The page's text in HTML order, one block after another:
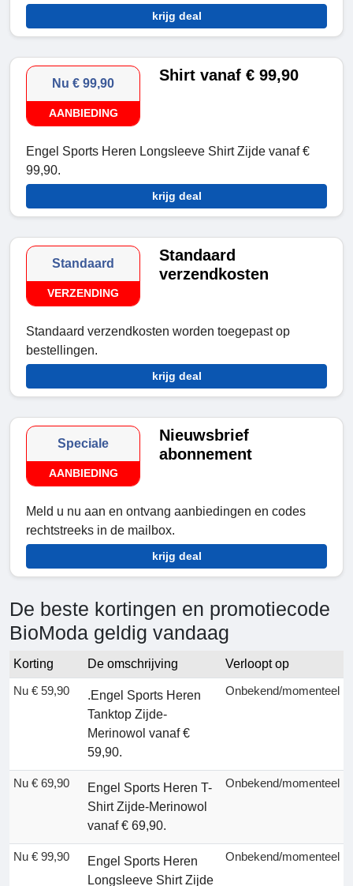
krijg deal
Nu € 99,90
AANBIEDING
Shirt vanaf € 99,90
Engel Sports Heren Longsleeve Shirt Zijde vanaf €
99,90.
krijg deal
Standaard
VERZENDING
Standaard
verzendkosten
Standaard verzendkosten worden toegepast op
bestellingen.
krijg deal
Speciale
AANBIEDING
Nieuwsbrief
abonnement
Meld u nu aan en ontvang aanbiedingen en codes
rechtstreeks in de mailbox.
krijg deal
De beste kortingen en promotiecode
BioModa geldig vandaag
Korting De omschrijving
Verloopt op
Nu € 59,90
.Engel Sports Heren
Tanktop Zijde-
Merinowol vanaf €
59,90.
Onbekend/momenteel
Nu € 69,90
Engel Sports Heren T-
Shirt Zijde-Merinowol
vanaf € 69,90.
Onbekend/momenteel
Nu € 99,90
Engel Sports Heren
Longsleeve Shirt Zijde
Onbekend/momenteel